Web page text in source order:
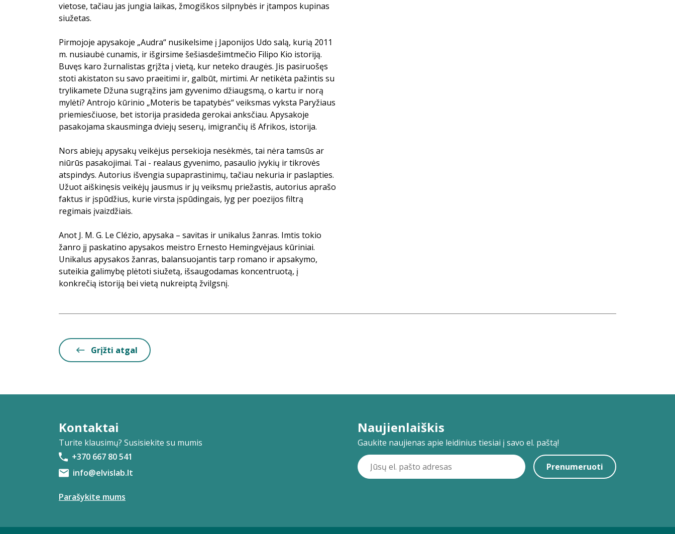
vietose, tačiau jas jungia laikas, žmogiškos silpnybės ir įtampos kupinas
siužetas.
Pirmojoje apysakoje „Audra“ nusikelsime į Japonijos Udo salą, kurią 2011
m. nusiaubė cunamis, ir išgirsime šešiasdešimtmečio Filipo Kio istoriją.
Buvęs karo žurnalistas grįžta į vietą, kur neteko draugės. Jis pasiruošęs
stoti akistaton su savo praeitimi ir, galbūt, mirtimi. Ar netikėta pažintis su
trylikamete Džuna sugrąžins jam gyvenimo džiaugsmą, o kartu ir norą
mylėti? Antrojo kūrinio „Moteris be tapatybės“ veiksmas vyksta Paryžiaus
priemiesčiuose, bet istorija prasideda gerokai anksčiau. Apysakoje
pasakojama skausminga dviejų seserų, imigrančių iš Afrikos, istorija.
Nors abiejų apysakų veikėjus persekioja nesėkmės, tai nėra tamsūs ar
niūrūs pasakojimai. Tai - realaus gyvenimo, pasaulio įvykių ir tikrovės
atspindys. Autorius išvengia supaprastinimų, tačiau nekuria ir paslapties.
Užuot aiškinęsis veikėjų jausmus ir jų veiksmų priežastis, autorius aprašo
faktus ir įspūdžius, kurie virsta įspūdingais, lyg per poezijos filtrą
regimais įvaizdžiais.
Anot J. M. G. Le Clézio, apysaka – savitas ir unikalus žanras. Imtis tokio
žanro jį paskatino apysakos meistro Ernesto Hemingvėjaus kūriniai.
Unikalus apysakos žanras, balansuojantis tarp romano ir apsakymo,
suteikia galimybę plėtoti siužetą, išsaugodamas koncentruotą, į
konkrečią istoriją bei vietą nukreiptą žvilgsnį.
Grįžti atgal
Kontaktai
Turite klausimų? Susisiekite su mumis
+370 667 80 541
info@elvislab.lt
Parašykite mums
Naujienlaiškis
Gaukite naujienas apie leidinius tiesiai į savo el. paštą!
Prenumeruoti